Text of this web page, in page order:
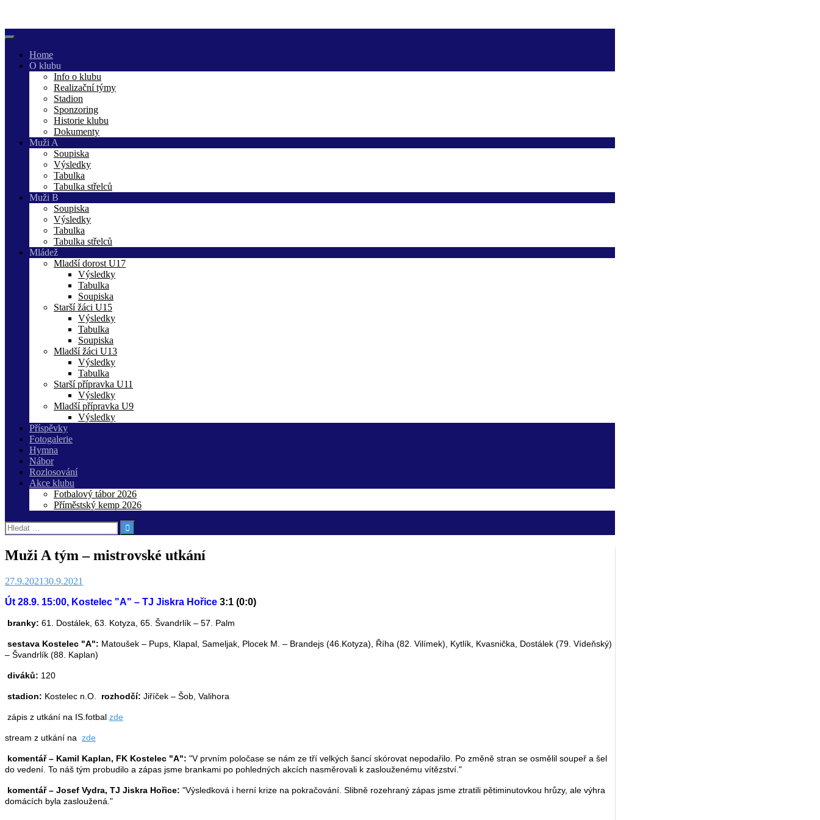
content
Home
O klubu
Info o klubu
Realizační týmy
Stadion
Sponzoring
Historie klubu
Dokumenty
Muži A
Soupiska
Výsledky
Tabulka
Tabulka střelců
Muži B
Soupiska
Výsledky
Tabulka
Tabulka střelců
Mládež
Mladší dorost U17
Výsledky
Tabulka
Soupiska
Starší žáci U15
Výsledky
Tabulka
Soupiska
Mladší žáci U13
Výsledky
Tabulka
Starší přípravka U11
Výsledky
Mladší přípravka U9
Výsledky
Příspěvky
Fotogalerie
Hymna
Nábor
Rozlosování
Akce klubu
Fotbalový tábor 2026
Příměstský kemp 2026
Vyhledávání
Muži A tým – mistrovské utkání
27.9.202130.9.2021
Út 28.9. 15:00, Kostelec "A" – TJ Jiskra Hořice 3:1 (0:0)
branky: 61. Dostálek, 63. Kotyza, 65. Švandrlík – 57. Palm
sestava Kostelec "A": Matoušek – Pups, Klapal, Sameljak, Plocek M. – Brandejs (46.Kotyza), Říha (82. Vilímek), Kytlík, Kvasnička, Dostálek (79. Vídeňský)
– Švandrlík (88. Kaplan)
diváků: 120
stadion: Kostelec n.O. rozhodčí: Jiříček – Šob, Valihora
zápis z utkání na IS.fotbal zde
stream z utkání na zde
komentář – Kamil Kaplan, FK Kostelec "A": "V prvním poločase se nám ze tří velkých šancí skórovat nepodařilo. Po změně stran se osmělil soupeř a šel
do vedení. To náš tým probudilo a zápas jsme brankami po pohledných akcích nasměrovali k zaslouženému vítězství."
komentář – Josef Vydra, TJ Jiskra Hořice: "Výsledková i herní krize na pokračování. Slibně rozehraný zápas jsme ztratili pětiminutovkou hrůzy, ale výhra
domácích byla zasloužená."